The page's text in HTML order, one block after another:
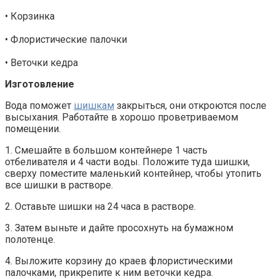
• Корзинка
• Флористические палочки
• Веточки кедра
Изготовление
Вода поможет шишкам закрыться, они откроются после
высыхания. Работайте в хорошо проветриваемом
помещении.
1. Смешайте в большом контейнере 1 часть
отбеливателя и 4 части воды. Положите туда шишки,
сверху поместите маленький контейнер, чтобы утопить
все шишки в растворе.
2. Оставьте шишки на 24 часа в растворе.
3. Затем выньте и дайте просохнуть на бумажном
полотенце.
4. Выложите корзину до краев флористическими
палочками, прикрепите к ним веточки кедра.